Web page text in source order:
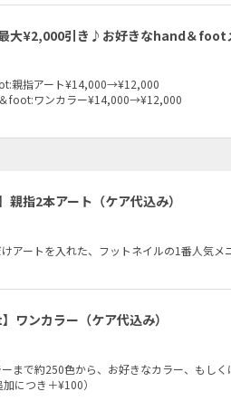
大¥2,000引き♪お好きなhand＆foot
親指アート¥14,000→¥12,000
foot:ワンカラー¥14,000→¥12,000
指2本アート（ケア代込み）
アートを入れた、フットネイルの1番人気
ワンカラー（ケア代込み）
まで約250色から、お好きなカラー、も